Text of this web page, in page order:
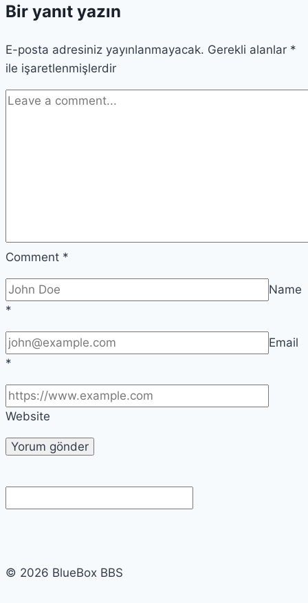
Bir yanıt yazın
E-posta adresiniz yayınlanmayacak. Gerekli alanlar *
ile işaretlenmişlerdir
Comment *
Name
*
Email
*
Website
© 2026 BlueBox BBS